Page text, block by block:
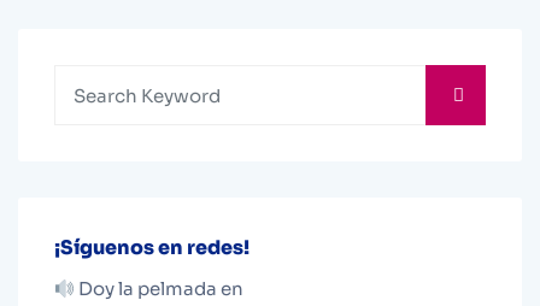
¡Síguenos en redes!
Doy la pelmada en